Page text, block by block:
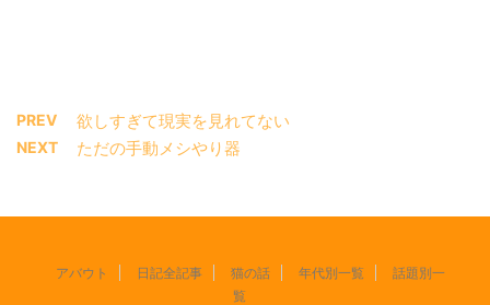
PREV 欲しすぎて現実を見れてない
NEXT ただの手動メシやり器
アバウト 日記全記事 猫の話 年代別一覧
話題別一
覧